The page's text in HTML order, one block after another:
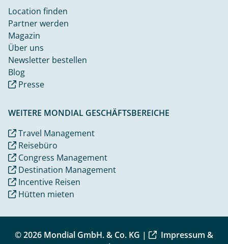
Location finden
Partner werden
Magazin
Über uns
Newsletter bestellen
Blog
Presse
WEITERE MONDIAL GESCHÄFTSBEREICHE
Travel Management
Reisebüro
Congress Management
Destination Management
Incentive Reisen
Hütten mieten
© 2026 Mondial GmbH. & Co. KG |
Impressum &